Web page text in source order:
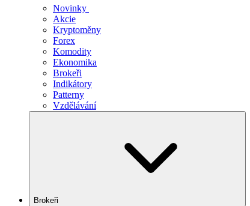
Novinky
Akcie
Kryptoměny
Forex
Komodity
Ekonomika
Brokeři
Indikátory
Patterny
Vzdělávání
Brokeři